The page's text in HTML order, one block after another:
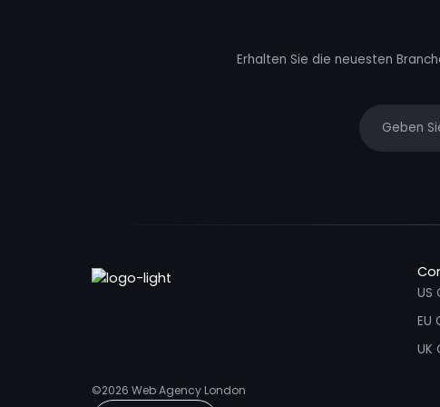
Erhalten Sie die neuesten
©2026 Web Agency London
US
EU
UK